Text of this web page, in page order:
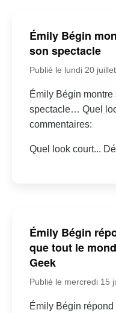
Émily Bégin
son spectacle
Publié le lundi 20
Émily Bégin
spectacle… Quel
commentaires:
Quel look court...
Émily Bégin
que tout le
Geek
Publié le mercredi 15
Émily Bégin